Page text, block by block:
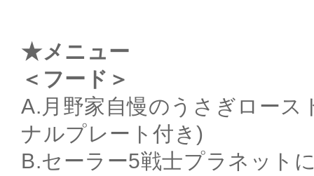
★メニュー
＜フード＞
A.月野家自慢のうさぎロース
ナルプレート付き)
B.セーラー5戦士プラネット